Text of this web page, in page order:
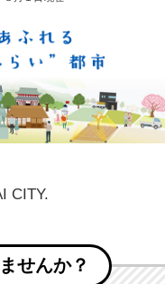
CITY.
せんか？